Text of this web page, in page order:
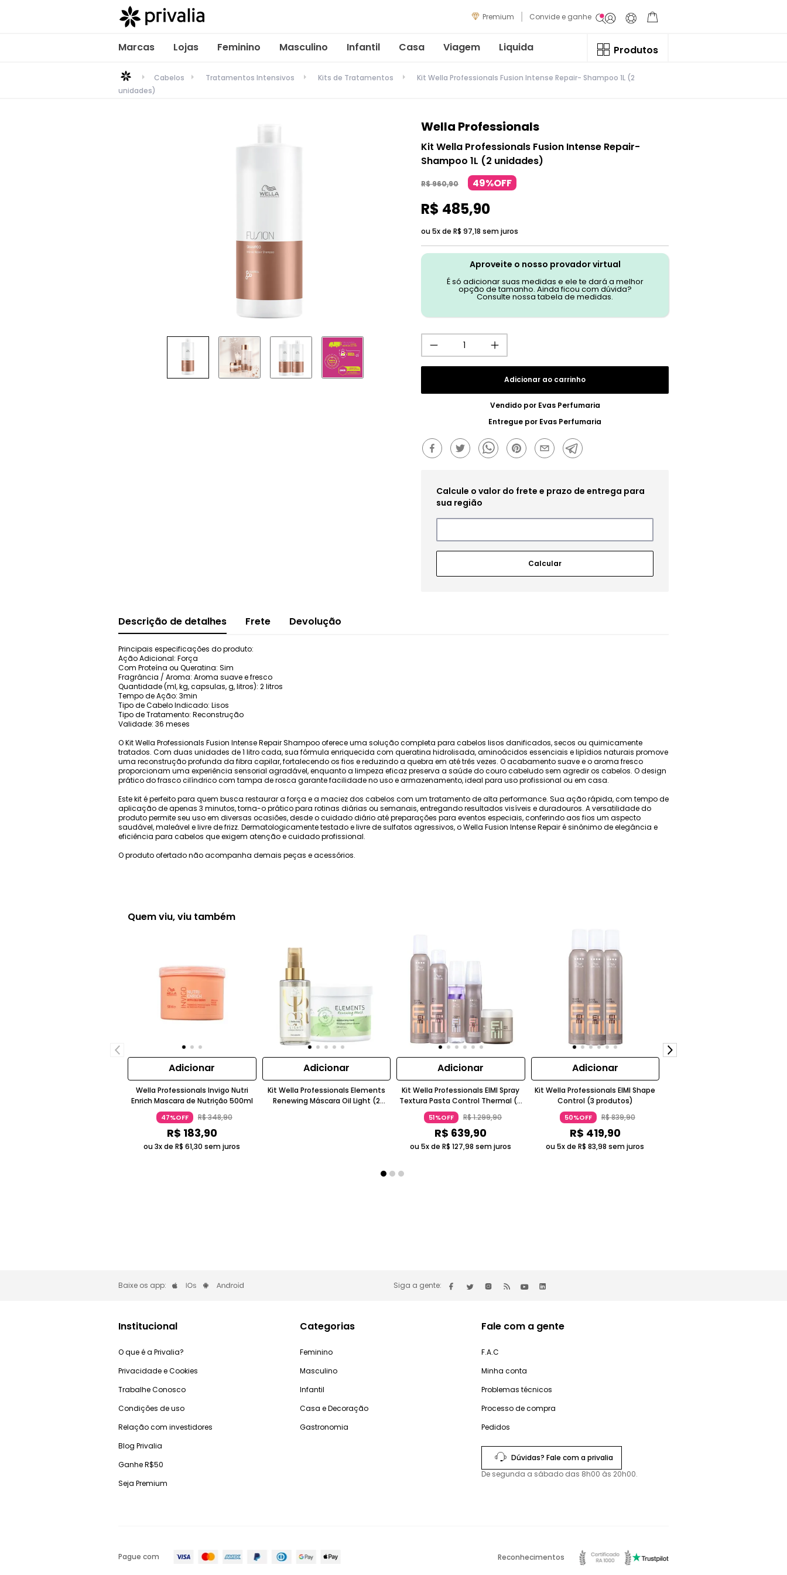
Premium Convide e ganhe
Marcas Lojas Feminino Masculino Infantil Casa Viagem Liquida Produtos
Cabelos Tratamentos Intensivos Kits de Tratamentos
Kit Wella Professionals Fusion Intense Repair- Shampoo 1L (2
unidades)
Wella Professionals
Kit Wella Professionals Fusion Intense Repair-
Shampoo 1L (2 unidades)
R$960,90 49%OFF
R$ 485,90
ou 5x de R$ 97,18 sem juros
Aproveite o nosso provador virtual
É só adicionar suas medidas e ele te dará a melhor
opção de tamanho. Ainda ficou com dúvida?
Consulte nossa tabela de medidas.
Adicionar ao carrinho
Vendido por Evas Perfumaria
Entregue por Evas Perfumaria
Descrição de detalhes Frete Devolução
Principais especificações do produto:
Ação Adicional: Força
Com Proteína ou Queratina: Sim
Fragrância / Aroma: Aroma suave e fresco
Quantidade (ml, kg, capsulas, g, litros): 2 litros
Tempo de Ação: 3min
Tipo de Cabelo Indicado: Lisos
Tipo de Tratamento: Reconstrução
Validade: 36 meses
O Kit Wella Professionals Fusion Intense Repair Shampoo oferece uma solução completa para cabelos lisos danificados, secos ou quimicamente
tratados. Com duas unidades de 1 litro cada, sua fórmula enriquecida com queratina hidrolisada, aminoácidos essenciais e lipídios naturais promove
uma reconstrução profunda da fibra capilar, fortalecendo os fios e reduzindo a quebra em até três vezes. O acabamento suave e o aroma fresco
proporcionam uma experiência sensorial agradável, enquanto a limpeza eficaz preserva a saúde do couro cabeludo sem agredir os cabelos. O design
prático do frasco cilíndrico com tampa de rosca garante facilidade no uso e armazenamento, ideal para uso profissional ou em casa.
Este kit é perfeito para quem busca restaurar a força e a maciez dos cabelos com um tratamento de alta performance. Sua ação rápida, com tempo de
aplicação de apenas 3 minutos, torna-o prático para rotinas diárias ou semanais, entregando resultados visíveis e duradouros. A versatilidade do
produto permite seu uso em diversas ocasiões, desde o cuidado diário até preparações para eventos especiais, conferindo aos fios um aspecto
saudável, maleável e livre de frizz. Dermatologicamente testado e livre de sulfatos agressivos, o Wella Fusion Intense Repair é sinônimo de elegância e
eficiência para cabelos que exigem atenção e cuidado profissional.
O produto ofertado não acompanha demais peças e acessórios.
Quem viu, viu também
Adicionar
Wella Professionals Invigo Nutri
Enrich Mascara de Nutrição 500ml
47%OFF R$348,90
R$ 183,90
ou 3x deR$ 61,30 sem juros
Adicionar
Kit Wella Professionals Elements
Renewing Máscara Oil Light (2
Adicionar
Kit Wella Professionals EIMI Spray
Textura Pasta Control Thermal (5
produtos)
51%OFF R$1.299,90
R$ 639,90
ou 5x deR$ 127,98 sem juros
Adicionar
Kit Wella Professionals EIMI Shape
Control (3 produtos)
50%OFF R$839,90
R$ 419,90
ou 5x deR$ 83,98 sem juros
Baixe os app: Siga a gente:
Institucional
O que é a Privalia?
Privacidade e Cookies
Trabalhe Conosco
Condições de uso
Relação com investidores
Blog Privalia
Ganhe R$50
Seja Premium
Categorias
Feminino
Masculino
Infantil
Casa e Decoração
Gastronomia
Fale com a gente
F.A.C
Minha conta
Problemas técnicos
Processo de compra
Pedidos
Dúvidas? Fale com a privalia
De segunda a sábado das 8h00 às 20h00.
Pague com Reconhecimentos